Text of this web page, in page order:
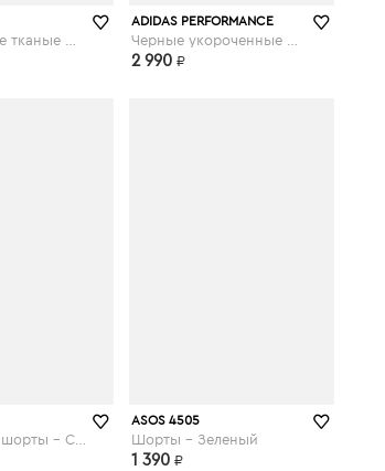
asos.com
ADIDAS PERFORMANCE
2 990 ₽
ASOS 4505
Шорты - Зеленый
1 390 ₽